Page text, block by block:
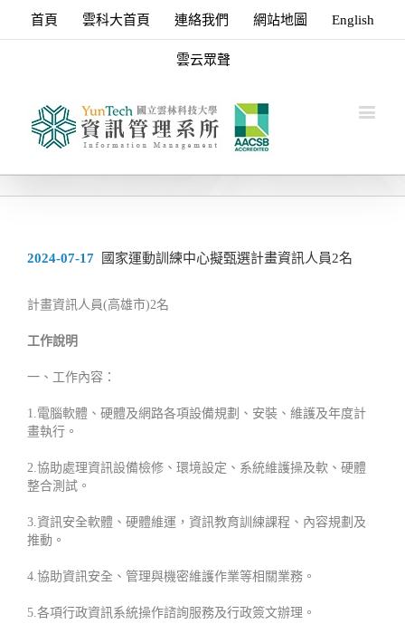
首頁 雲科大首頁 連絡我們 網站地圖 English
雲云眾聲
2024-07-17 國家運動訓練中心擬甄選計畫資訊人員2名
計畫資訊人員(高雄市)2名
工作說明
一、工作內容：
1.電腦軟體、硬體及網路各項設備規劃、安裝、維護及年度計
畫執行。
2.協助處理資訊設備檢修、環境設定、系統維護操及軟、硬體
整合測試。
3.資訊安全軟體、硬體維運，資訊教育訓練課程、內容規劃及
推動。
4.協助資訊安全、管理與機密維護作業等相關業務。
5.各項行政資訊系統操作諮詢服務及行政簽文辦理。